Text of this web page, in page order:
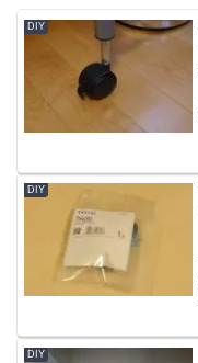
DIY
DIY
DIY